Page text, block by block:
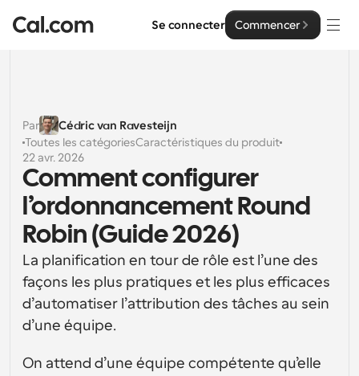
Se connecter Commencer
Solutions
Par taille d'équipe
Pour les particuliers
Planification personnelle simplifiée
Pour les équipes
Planification collaborative pour les groupes
Pour les organisations
Planification pour les grandes équipes, avec plus de
Solutions de planification de niveau entreprise
Entreprise
Développeur
Documentation des développeurs
Documentation pour la plateforme Cal.com
Créez vos propres intégrations avec notre API publique
Ressources
Police : Cal Sans UI et texte
conception d’interfaces utilisateur
Cal.ai
Par
Cédric van Ravesteijn
Toutes les catégoriesCaractéristiques du produit
22 avr. 2026
Comment configurer
l’ordonnancement Round
Robin (Guide 2026)
La planification en tour de rôle est l’une des
façons les plus pratiques et les plus efficaces
d’automatiser l’attribution des tâches au sein
d’une équipe.
On attend d’une équipe compétente qu’elle